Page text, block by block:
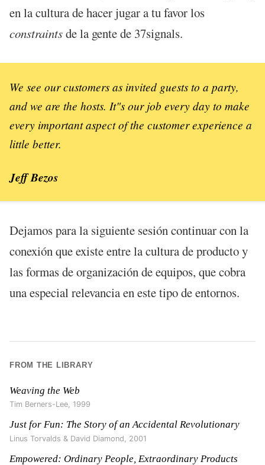
en la cultura de hacer jugar a tu favor los
constraintsde la gente de 37signals.
We see our customers as invited guests to a party,
and we are the hosts. It"s our job every day to make
every important aspect of the customer experience a
little better.
Jeff Bezos
Dejamos para la siguiente sesión continuar con la
conexión que existe entre la cultura de producto y
las formas de organización de equipos, que cobra
una especial relevancia en este tipo de entornos.
FROM THE LIBRARY
Weaving the Web
Tim Berners-Lee, 1999
Just for Fun: The Story of an Accidental Revolutionary
Linus Torvalds & David Diamond 2001
Empowered: Ordinary People, Extraordinary Products